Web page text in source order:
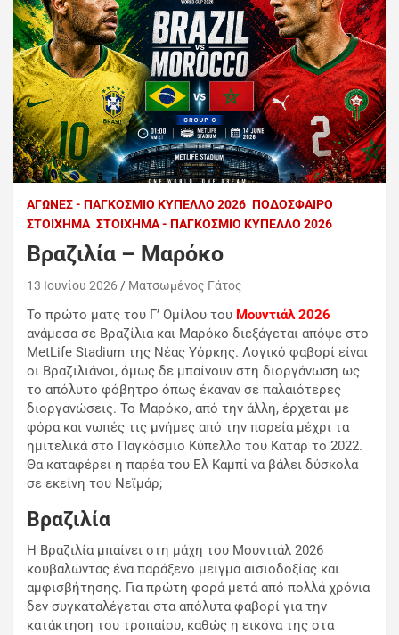
ΑΓΏΝΕΣ - ΠΑΓΚΌΣΜΙΟ ΚΎΠΕΛΛΟ 2026 ΠΟΔΌΣΦΑΙΡΟ
ΣΤΟΊΧΗΜΑ ΣΤΟΊΧΗΜΑ - ΠΑΓΚΌΣΜΙΟ ΚΎΠΕΛΛΟ 2026
Βραζιλία – Μαρόκο
13 Ιουνίου 2026 Ματσωμένος Γάτος
Το πρώτο ματς του Γ’ Ομίλου του Μουντιάλ 2026
ανάμεσα σε Βραζίλια και Μαρόκο διεξάγεται απόψε στο
ΜetLife Stadium της Νέας Υόρκης. Λογικό φαβορί είναι
οι Βραζιλιάνοι, όμως δε μπαίνουν στη διοργάνωση ως
το απόλυτο φόβητρο όπως έκαναν σε παλαιότερες
διοργανώσεις. Το Μαρόκο, από την άλλη, έρχεται με
φόρα και νωπές τις μνήμες από την πορεία μέχρι τα
ημιτελικά στο Παγκόσμιο Κύπελλο του Κατάρ το 2022.
Θα καταφέρει η παρέα του Ελ Καμπί να βάλει δύσκολα
σε εκείνη του Νεϊμάρ;
Βραζιλία
Η Βραζιλία μπαίνει στη μάχη του Μουντιάλ 2026
κουβαλώντας ένα παράξενο μείγμα αισιοδοξίας και
αμφισβήτησης. Για πρώτη φορά μετά από πολλά χρόνια
δεν συγκαταλέγεται στα απόλυτα φαβορί για την
κατάκτηση του τροπαίου, καθώς η εικόνα της στα